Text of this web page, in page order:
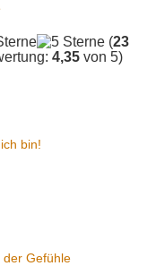
(23
4,35 von 5)
der Gefühle